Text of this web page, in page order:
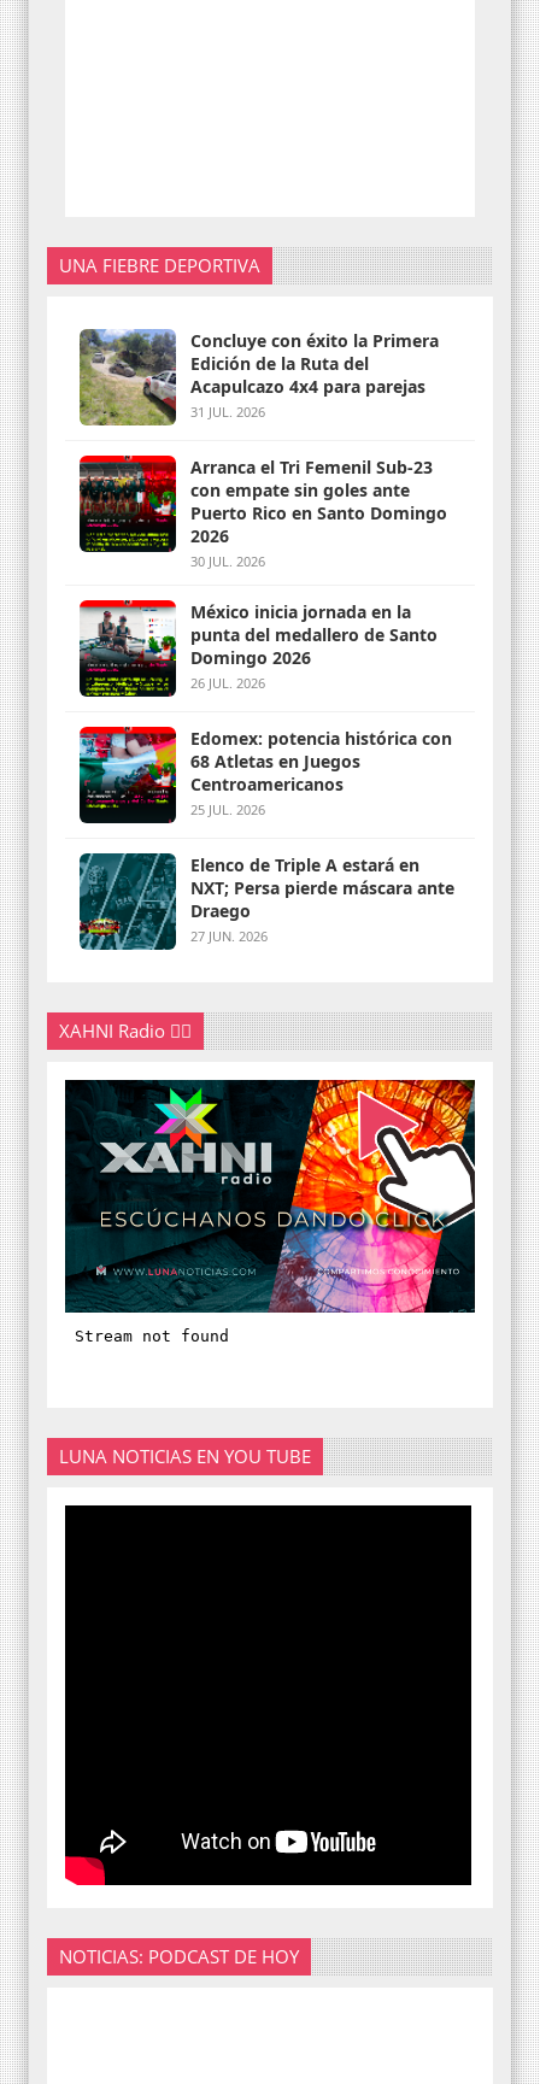
UNA FIEBRE DEPORTIVA
Concluye con éxito la Primera
Edición de la Ruta del
Acapulcazo 4x4 para parejas
31 JUL. 2026
Arranca el Tri Femenil Sub-23
con empate sin goles ante
Puerto Rico en Santo Domingo
2026
30 JUL. 2026
México inicia jornada en la
punta del medallero de Santo
Domingo 2026
26 JUL. 2026
Edomex: potencia histórica con
68 Atletas en Juegos
Centroamericanos
25 JUL. 2026
Elenco de Triple A estará en
NXT; Persa pierde máscara ante
Draego
27 JUN. 2026
XAHNI Radio 👇🏽
LUNA NOTICIAS EN YOU TUBE
NOTICIAS: PODCAST DE HOY